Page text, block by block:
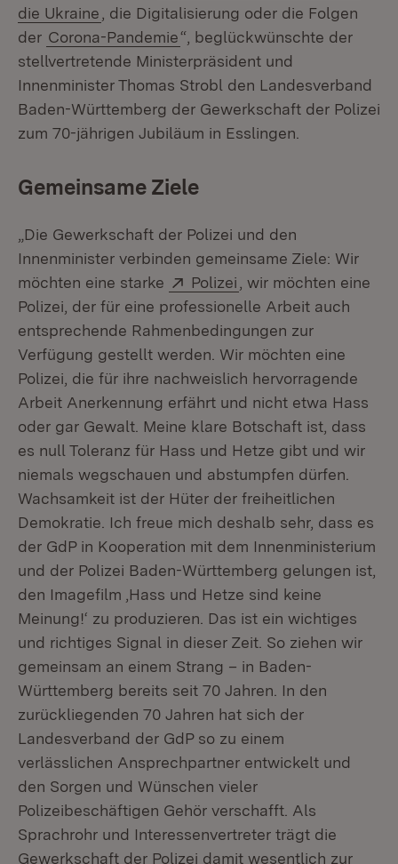
die Ukraine
, die Digitalisierung oder die Folgen
der Corona-Pandemie“, beglückwünschte der
stellvertretende Ministerpräsident und
Innenminister Thomas Strobl den Landesverband
Baden-Württemberg der Gewerkschaft der Polizei
zum 70-jährigen Jubiläum in Esslingen.
Gemeinsame Ziele
„Die Gewerkschaft der Polizei und den
Innenminister verbinden gemeinsame Ziele: Wir
möchten eine starke
Extern:
Polizei (Öffnet in neuem
, wir möchten eine
Polizei, der für eine professionelle Arbeit auch
entsprechende Rahmenbedingungen zur
Verfügung gestellt werden. Wir möchten eine
Polizei, die für ihre nachweislich hervorragende
Arbeit Anerkennung erfährt und nicht etwa Hass
oder gar Gewalt. Meine klare Botschaft ist, dass
es null Toleranz für Hass und Hetze gibt und wir
niemals wegschauen und abstumpfen dürfen.
Wachsamkeit ist der Hüter der freiheitlichen
Demokratie. Ich freue mich deshalb sehr, dass es
der GdP in Kooperation mit dem Innenministerium
und der Polizei Baden-Württemberg gelungen ist,
den Imagefilm ‚Hass und Hetze sind keine
Meinung!‘ zu produzieren. Das ist ein wichtiges
und richtiges Signal in dieser Zeit. So ziehen wir
gemeinsam an einem Strang – in Baden-
Württemberg bereits seit 70 Jahren. In den
zurückliegenden 70 Jahren hat sich der
Landesverband der GdP so zu einem
verlässlichen Ansprechpartner entwickelt und
den Sorgen und Wünschen vieler
Polizeibeschäftigen Gehör verschafft. Als
Sprachrohr und Interessenvertreter trägt die
Gewerkschaft der Polizei damit wesentlich zur